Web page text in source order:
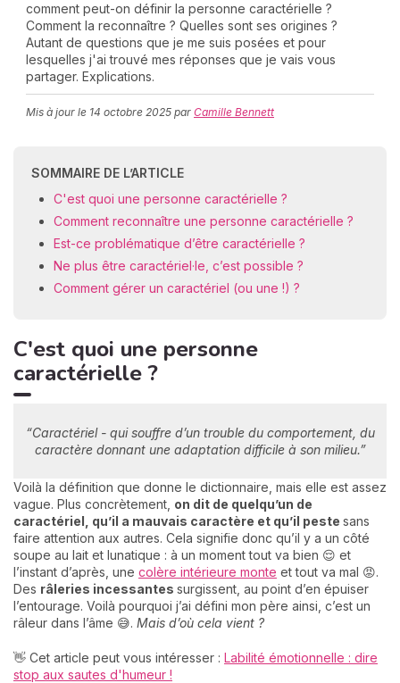
comment peut-on définir la personne caractérielle ?
Comment la reconnaître ? Quelles sont ses origines ?
Autant de questions que je me suis posées et pour
lesquelles j'ai trouvé mes réponses que je vais vous
partager. Explications.
Mis à jour le 14 octobre 2025 par Camille Bennett
SOMMAIRE DE L’ARTICLE
C'est quoi une personne caractérielle ?
Comment reconnaître une personne caractérielle ?
Est-ce problématique d’être caractérielle ?
Ne plus être caractériel·le, c’est possible ?
Comment gérer un caractériel (ou une !) ?
C'est quoi une personne
caractérielle ?
“Caractériel - qui souffre d’un trouble du comportement, du
caractère donnant une adaptation difficile à son milieu.”
Voilà la définition que donne le dictionnaire, mais elle est assez
vague. Plus concrètement, on dit de quelqu’un de
caractériel, qu’il a mauvais caractère et qu’il peste sans
faire attention aux autres. Cela signifie donc qu’il y a un côté
soupe au lait et lunatique : à un moment tout va bien 😌 et
l’instant d’après, une colère intérieure monte et tout va mal 😡.
Des râleries incessantes surgissent, au point d’en épuiser
l’entourage. Voilà pourquoi j’ai défini mon père ainsi, c’est un
râleur dans l’âme 😅. Mais d’où cela vient ?
👋 Cet article peut vous intéresser : Labilité émotionnelle : dire
stop aux sautes d'humeur !